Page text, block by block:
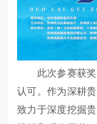
此次参赛获奖
认可。作为深耕
致力于深度挖掘